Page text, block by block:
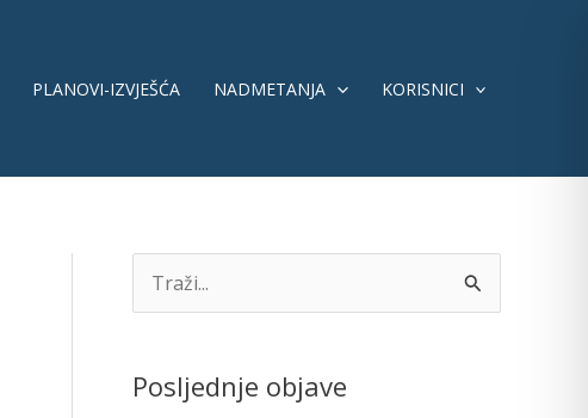
PLANOVI-IZVJEŠĆA NADMETANJA KORISNICI
rPosljednje objave